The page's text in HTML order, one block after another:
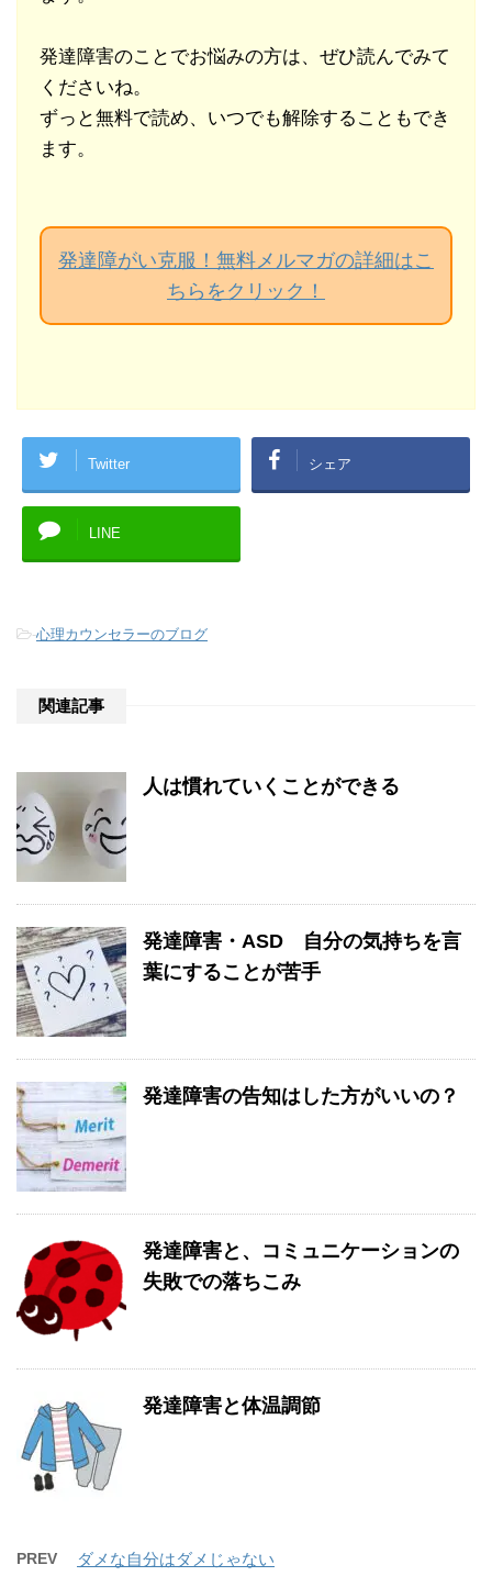
発達障害のことでお悩みの方は、ぜひ読んでみて
くださいね。
ずっと無料で読め、いつでも解除することもでき
ます。
発達障がい克服！無料メルマガの詳細はこ
ちらをクリック！
Twitter シェア
LINE
-心理カウンセラーのブログ
関連記事
人は慣れていくことができる
発達障害・ASD 自分の気持ちを言
葉にすることが苦手
発達障害の告知はした方がいいの？
発達障害と、コミュニケーションの
失敗での落ちこみ
発達障害と体温調節
PREV ダメな自分はダメじゃない